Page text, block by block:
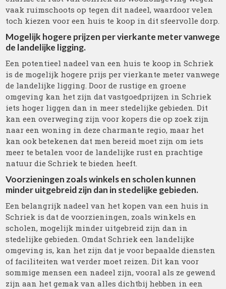
vaak ruimschoots op tegen dit nadeel, waardoor velen
toch kiezen voor een huis te koop in dit sfeervolle dorp.
Mogelijk hogere prijzen per vierkante meter vanwege
de landelijke ligging.
Een potentieel nadeel van een huis te koop in Schriek
is de mogelijk hogere prijs per vierkante meter vanwege
de landelijke ligging. Door de rustige en groene
omgeving kan het zijn dat vastgoedprijzen in Schriek
iets hoger liggen dan in meer stedelijke gebieden. Dit
kan een overweging zijn voor kopers die op zoek zijn
naar een woning in deze charmante regio, maar het
kan ook betekenen dat men bereid moet zijn om iets
meer te betalen voor de landelijke rust en prachtige
natuur die Schriek te bieden heeft.
Voorzieningen zoals winkels en scholen kunnen
minder uitgebreid zijn dan in stedelijke gebieden.
Een belangrijk nadeel van het kopen van een huis in
Schriek is dat de voorzieningen, zoals winkels en
scholen, mogelijk minder uitgebreid zijn dan in
stedelijke gebieden. Omdat Schriek een landelijke
omgeving is, kan het zijn dat je voor bepaalde diensten
of faciliteiten wat verder moet reizen. Dit kan voor
sommige mensen een nadeel zijn, vooral als ze gewend
zijn aan het gemak van alles dichtbij hebben in een